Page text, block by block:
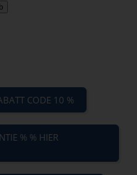
CODE 10 %
% % HIER